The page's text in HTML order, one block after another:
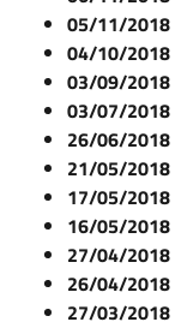
05/11/2018
04/10/2018
03/09/2018
03/07/2018
26/06/2018
21/05/2018
17/05/2018
16/05/2018
27/04/2018
26/04/2018
27/03/2018